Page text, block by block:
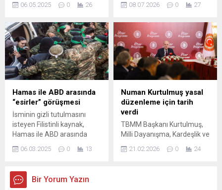
duvarı olmak üzere 25
gerçekleştirdi. Osmangazi
Belediyesi, kaçak
yapılaşmaya karşı
mücadelesini kararlılıkla
sürdürüyor. Planlı ve modern
bir şehir inşa etmek için
çaba harcayan Osmangazi
Belediyesi, Gündoğdu
Mahallesi’nde imara aykırı
şekilde inşa edildiği...
06.05.2025 0 26
Binası merdivenlerinde
liderler ve eşleriyle fotoğraf
çekimi yapıldı, ardından
resmi yemeğe geçildi.
Sunulan menü, Türkiye’nin
farklı yöresel tatlarını
vurgulayacak şekilde
hazırlandı ve konukların
beğenisine sunuldu.
Menüde öne çıkan lezzetler
tereyağı ve Hizan
karakovan...
08.07.2026 0 27
Hamas ile ABD arasında
“esirler” görüşmesi
İsminin gizli tutulmasını
isteyen Filistinli kaynak,
Hamas ile ABD arasında
birkaç hafta önce esirler
özelinde bir dirsek
bildirdi. Kaynağa göre
Hamas, ABD'li temsilci ile
06.03.2025 0 13
Numan Kurtulmuş yasal
düzenleme için tarih
verdi
TBMM Başkanı Kurtulmuş,
Milli Dayanışma, Kardeşlik ve
Demokrasi Komisyonu
Raporu'na ilişkin yaptığı
21.02.2026 0 24
Bir Yorum Yazın